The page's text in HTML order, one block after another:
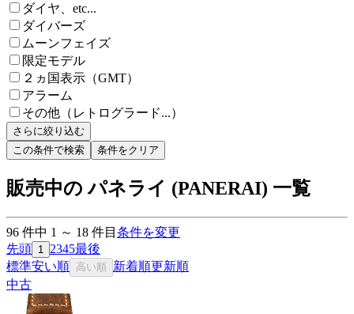
ダイヤ、etc...
ダイバーズ
ムーンフェイズ
限定モデル
２ヵ国表示（GMT）
アラーム
その他（レトログラード...）
さらに絞り込む
この条件で検索
条件をクリア
販売中の パネライ (PANERAI) 一覧
96 件中 1 ～ 18 件目 条件を変更
先頭 1 2345最後
標準安い順 高い順 新着順更新順
中古